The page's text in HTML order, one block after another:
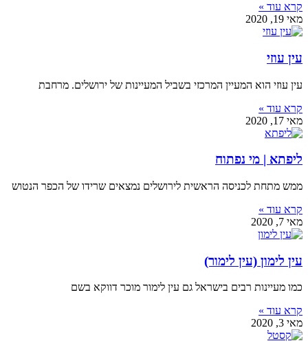
קרא עוד »
מאי 19, 2020
עין עוזי
עין עוזי הוא המעיין המרכזי בשביל המעיינות של ירושלים. מרחבת
קרא עוד »
מאי 17, 2020
ליפתא | מי נפתוח
ממש מתחת לכניסה הראשית לירושלים נמצאים שרידו של הכפר הנטוש
קרא עוד »
מאי 7, 2020
עין לימון (עין לימור)
כמו מעיינות רבים בישראל גם עין לימור מוכר דווקא בשם
קרא עוד »
מאי 3, 2020